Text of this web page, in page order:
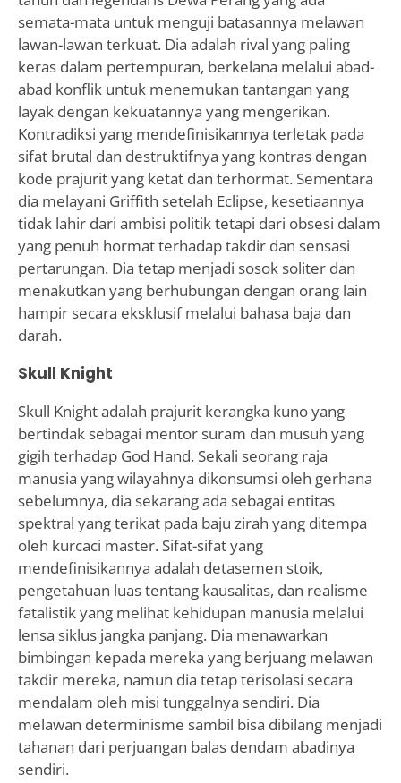
semata-mata untuk menguji batasannya melawan
lawan-lawan terkuat. Dia adalah rival yang paling
keras dalam pertempuran, berkelana melalui abad-
abad konflik untuk menemukan tantangan yang
layak dengan kekuatannya yang mengerikan.
Kontradiksi yang mendefinisikannya terletak pada
sifat brutal dan destruktifnya yang kontras dengan
kode prajurit yang ketat dan terhormat. Sementara
dia melayani Griffith setelah Eclipse, kesetiaannya
tidak lahir dari ambisi politik tetapi dari obsesi dalam
yang penuh hormat terhadap takdir dan sensasi
pertarungan. Dia tetap menjadi sosok soliter dan
menakutkan yang berhubungan dengan orang lain
hampir secara eksklusif melalui bahasa baja dan
darah.
Skull Knight
Skull Knight adalah prajurit kerangka kuno yang
bertindak sebagai mentor suram dan musuh yang
gigih terhadap God Hand. Sekali seorang raja
manusia yang wilayahnya dikonsumsi oleh gerhana
sebelumnya, dia sekarang ada sebagai entitas
spektral yang terikat pada baju zirah yang ditempa
oleh kurcaci master. Sifat-sifat yang
mendefinisikannya adalah detasemen stoik,
pengetahuan luas tentang kausalitas, dan realisme
fatalistik yang melihat kehidupan manusia melalui
lensa siklus jangka panjang. Dia menawarkan
bimbingan kepada mereka yang berjuang melawan
takdir mereka, namun dia tetap terisolasi secara
mendalam oleh misi tunggalnya sendiri. Dia
melawan determinisme sambil bisa dibilang menjadi
tahanan dari perjuangan balas dendam abadinya
sendiri.